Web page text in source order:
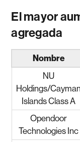
El mayor
agregada
Nombre
NU
Holdings/Cayman
Islands Class A
Opendoor
Technologies Inc